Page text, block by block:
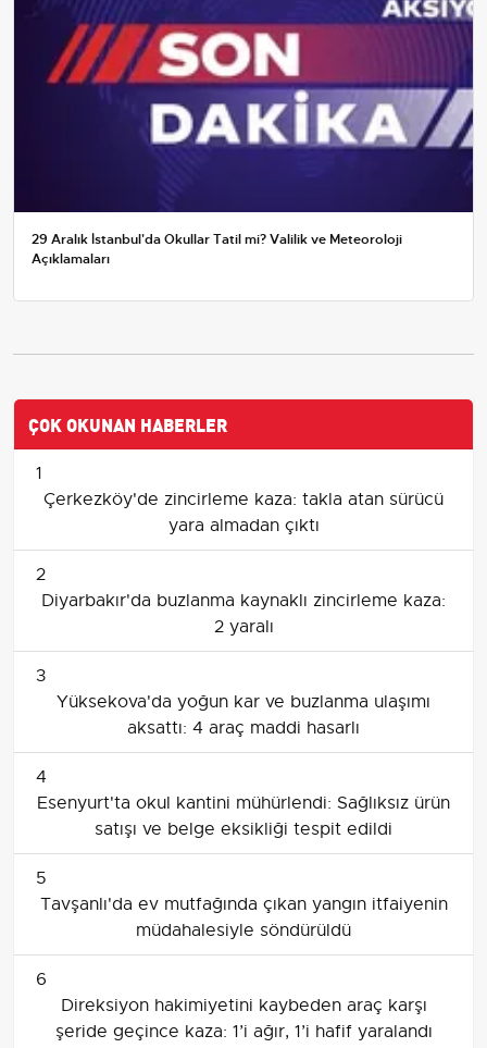
29 Aralık İstanbul'da Okullar Tatil mi? Valilik ve Meteoroloji
Açıklamaları
ÇOK OKUNAN HABERLER
1
Çerkezköy'de zincirleme kaza: takla atan sürücü
yara almadan çıktı
2
Diyarbakır'da buzlanma kaynaklı zincirleme kaza:
2 yaralı
3
Yüksekova'da yoğun kar ve buzlanma ulaşımı
aksattı: 4 araç maddi hasarlı
4
Esenyurt'ta okul kantini mühürlendi: Sağlıksız ürün
satışı ve belge eksikliği tespit edildi
5
Tavşanlı'da ev mutfağında çıkan yangın itfaiyenin
müdahalesiyle söndürüldü
6
Direksiyon hakimiyetini kaybeden araç karşı
şeride geçince kaza: 1’i ağır, 1’i hafif yaralandı